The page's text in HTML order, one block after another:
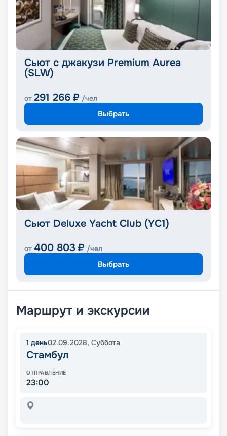
Сьют с джакузи Premium Aurea
(SLW)
от 291 266 ₽ /чел
Выбрать
Сьют Deluxe Yacht Club (YC1)
от 400 803 ₽ /чел
Выбрать
Маршрут и экскурсии
1 день02.09.2028, Суббота
Стамбул
ОТПРАВЛЕНИЕ
23:00